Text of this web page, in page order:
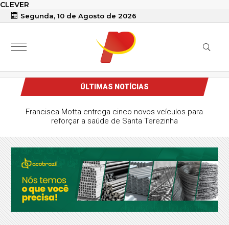
CLEVER
Segunda, 10 de Agosto de 2026
ÚLTIMAS NOTÍCIAS
São Mamede é recuperada pela PM na
zona rural de Quixaba